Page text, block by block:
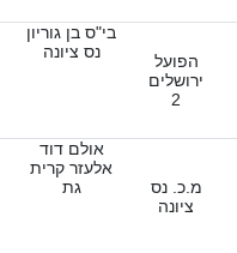
הפועל
ירושלים
2
בי"ס בן גוריון
נס ציונה
מ.כ. נס
ציונה
אולם דוד
אלעזר קרית
גת